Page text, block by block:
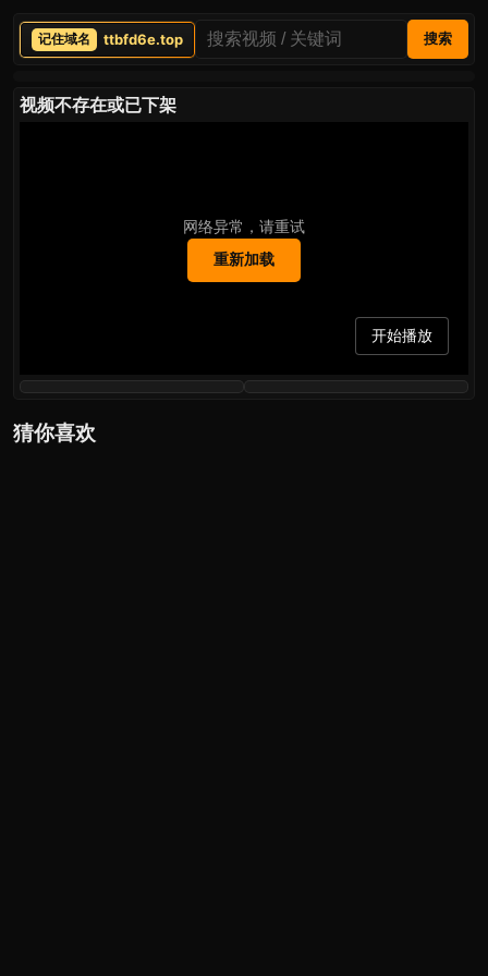
ttbfd6e.top 搜索
视频不存在或已下架
网络异常，请重试
重新加载
开始播放
猜你喜欢